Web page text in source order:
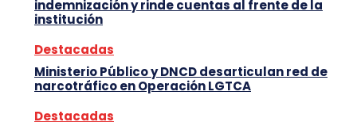
indemnización y rinde cuentas al frente de la
institución
Destacadas
Ministerio Público y DNCD desarticulan red de
narcotráfico en Operación LGTCA
Destacadas